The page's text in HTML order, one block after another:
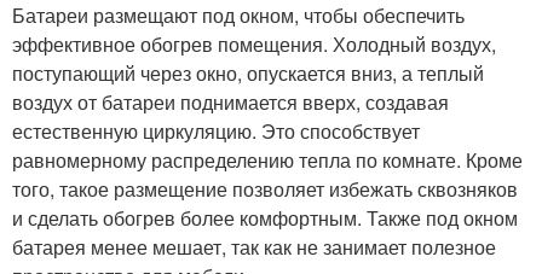
Батареи размещают под окном, чтобы обеспечить
эффективное обогрев помещения. Холодный воздух,
поступающий через окно, опускается вниз, а теплый
воздух от батареи поднимается вверх, создавая
естественную циркуляцию. Это способствует
равномерному распределению тепла по комнате. Кроме
того, такое размещение позволяет избежать сквозняков
и сделать обогрев более комфортным. Также под окном
батарея менее мешает, так как не занимает полезное